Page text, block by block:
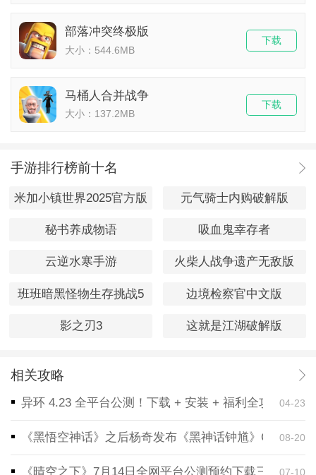
部落冲突终极版
大小：544.6MB
下载
马桶人合并战争
大小：137.2MB
下载
手游排行榜前十名
米加小镇世界2025官方版 元气骑士内购破解版
秘书养成物语 吸血鬼幸存者
云逆水寒手游 火柴人战争遗产无敌版
班班暗黑怪物生存挑战5 边境检察官中文版
影之刃3 这就是江湖破解版
相关攻略
异环 4.23 全平台公测！下载 + 安装 + 福利全攻略，一
04-23
《黑悟空神话》之后杨奇发布《黑神话钟馗》CG！预
08-20
《晴空之下》7月14日全网平台公测预约下载三端同步
07-10